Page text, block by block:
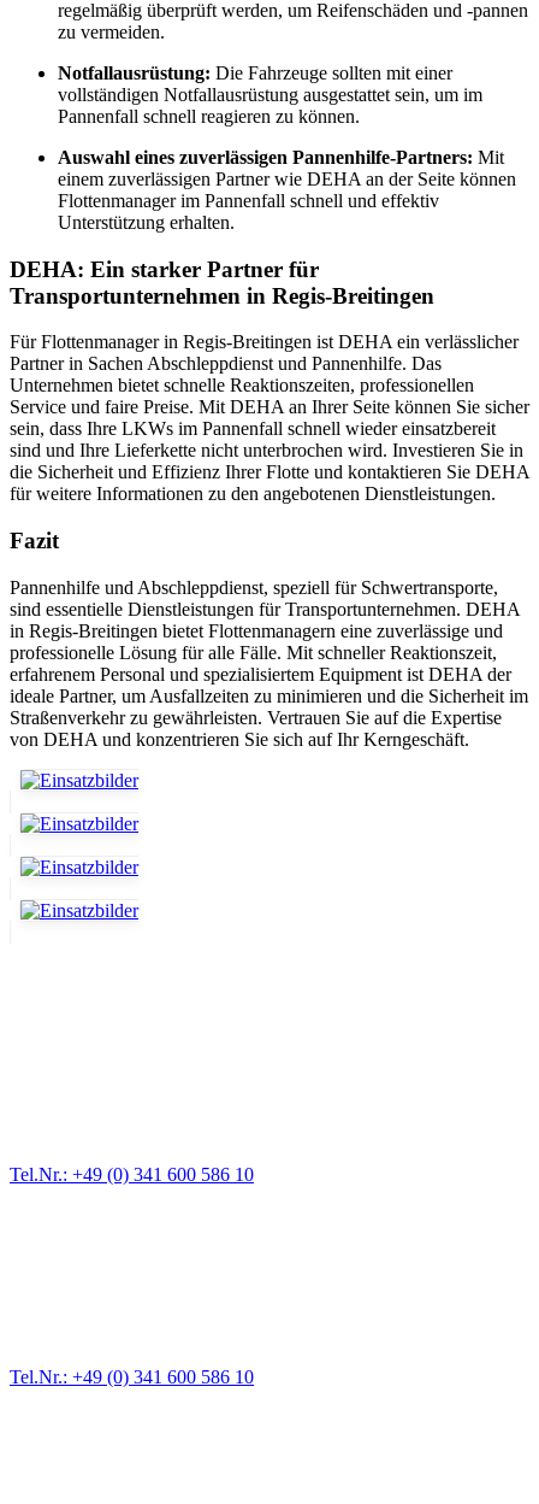
regelmäßig überprüft werden, um Reifenschäden und -pannen
zu vermeiden.
Notfallausrüstung: Die Fahrzeuge sollten mit einer
vollständigen Notfallausrüstung ausgestattet sein, um im
Pannenfall schnell reagieren zu können.
Auswahl eines zuverlässigen Pannenhilfe-Partners: Mit
einem zuverlässigen Partner wie DEHA an der Seite können
Flottenmanager im Pannenfall schnell und effektiv
Unterstützung erhalten.
DEHA: Ein starker Partner für
Transportunternehmen in Regis-Breitingen
Für Flottenmanager in Regis-Breitingen ist DEHA ein verlässlicher
Partner in Sachen Abschleppdienst und Pannenhilfe. Das
Unternehmen bietet schnelle Reaktionszeiten, professionellen
Service und faire Preise. Mit DEHA an Ihrer Seite können Sie sicher
sein, dass Ihre LKWs im Pannenfall schnell wieder einsatzbereit
sind und Ihre Lieferkette nicht unterbrochen wird. Investieren Sie in
die Sicherheit und Effizienz Ihrer Flotte und kontaktieren Sie DEHA
für weitere Informationen zu den angebotenen Dienstleistungen.
Fazit
Pannenhilfe und Abschleppdienst, speziell für Schwertransporte,
sind essentielle Dienstleistungen für Transportunternehmen. DEHA
in Regis-Breitingen bietet Flottenmanagern eine zuverlässige und
professionelle Lösung für alle Fälle. Mit schneller Reaktionszeit,
erfahrenem Personal und spezialisiertem Equipment ist DEHA der
ideale Partner, um Ausfallzeiten zu minimieren und die Sicherheit im
Straßenverkehr zu gewährleisten. Vertrauen Sie auf die Expertise
von DEHA und konzentrieren Sie sich auf Ihr Kerngeschäft.
Tel.Nr.: +49 (0) 341 600 586 10
Tel.Nr.: +49 (0) 341 600 586 10